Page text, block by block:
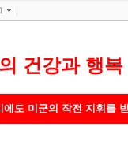
건강과 행복
에도 미군의 작전 지휘를